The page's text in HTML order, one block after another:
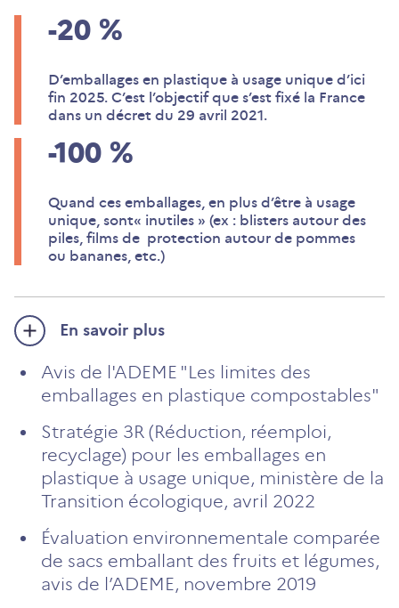
-20 %
D’emballages en plastique à usage unique d’ici
fin 2025. C’est l’objectif que s’est fixé la France
dans un décret du 29 avril 2021.
-100 %
Quand ces emballages, en plus d’être à usage
unique, sont« inutiles » (ex : blisters autour des
piles, films de protection autour de pommes
ou bananes, etc.)
En savoir plus
Avis de l'ADEME "Les limites des
emballages en plastique compostables"
Stratégie 3R (Réduction, réemploi,
recyclage) pour les emballages en
plastique à usage unique, ministère de la
Transition écologique, avril 2022
Évaluation environnementale comparée
de sacs emballant des fruits et légumes,
avis de l’ADEME, novembre 2019